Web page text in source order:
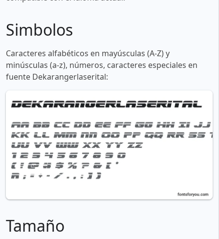
Simbolos
Caracteres alfabéticos en mayúsculas (A-Z) y
minúsculas (a-z), números, caracteres especiales en
fuente Dekarangerlaserital:
Tamaño